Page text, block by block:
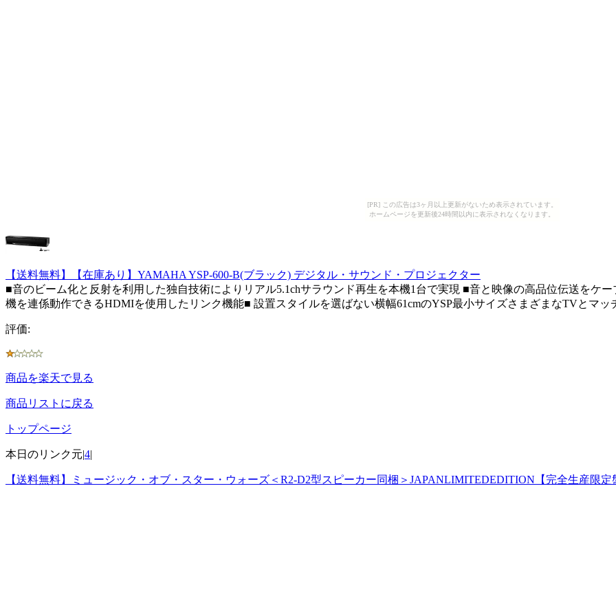
[PR] この広告は3ヶ月以上更新がないため表示されています。
ホームページを更新後24時間以内に表示されなくなります。
【送料無料】【在庫あり】YAMAHA YSP-600-B(ブラック) デジタル・サウンド・プロジェクター
■音のビーム化と反射を利用した独自技術によりリアル5.1chサラウンド再生を本機1台で実現 ■音と映像の高品位伝送をケ
機を連係動作できるHDMIを使用したリンク機能■ 設置スタイルを選ばない横幅61cmのYSP最小サイズさまざまなTVとマッ
評価:
商品を楽天で見る
商品リストに戻る
トップページ
本日のリンク元|4|
【送料無料】ミュージック・オブ・スター・ウォーズ＜R2-D2型スピーカー同梱＞JAPANLIMITEDEDITION【完全生産限定